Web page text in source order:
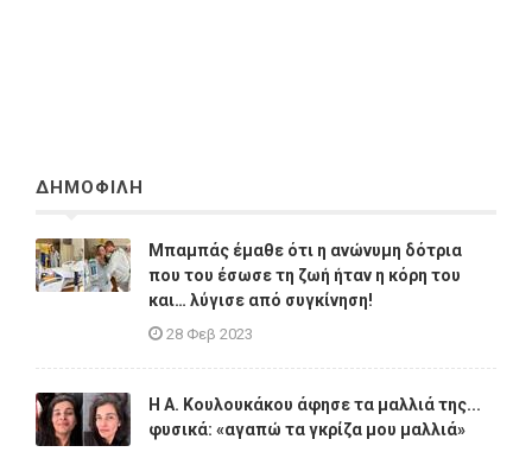
ΔΗΜΟΦΙΛΗ
Μπαμπάς έμαθε ότι η ανώνυμη δότρια
που του έσωσε τη ζωή ήταν η κόρη του
και… λύγισε από συγκίνηση!
28 Φεβ 2023
Η A. Κουλουκάκου άφησε τα μαλλιά της...
φυσικά: «αγαπώ τα γκρίζα μου μαλλιά»